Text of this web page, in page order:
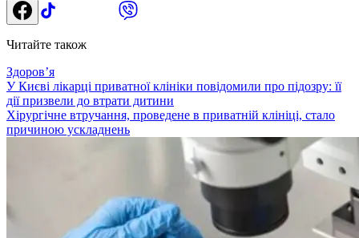
Читайте також
Здоровʼя
У Києві лікарці приватної клініки повідомили про підозру: її
дії призвели до втрати дитини
Хірургічне втручання, проведене в приватній клініці, стало
причиною ускладнень